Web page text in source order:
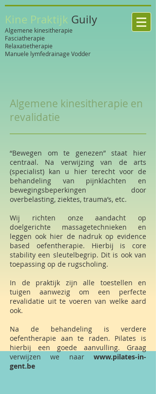
Kine Praktijk Guily
Algemene kinesitherapie
Fasciatherapie
Relaxatietherapie
Manuele lymfedrainage Vodder
Algemene kinesitherapie en
revalidatie
“Bewegen om te genezen” staat hier
centraal. Na verwijzing van de arts
(specialist) kan u hier terecht voor de
behandeling van pijnklachten en
bewegingsbeperkingen door
overbelasting, ziektes, trauma’s, etc.
Wij richten onze aandacht op
doelgerichte massagetechnieken en
leggen ook hier de nadruk op evidence
based oefentherapie. Hierbij is core
stability een sleutelbegrip. Dit is ook van
toepassing op de rugscholing.
In de praktijk zijn alle toestellen en
tuigen aanwezig om een perfecte
revalidatie uit te voeren van welke aard
ook.
Na de behandeling is verdere
oefentherapie aan te raden. Pilates is
hierbij een goede aanvulling. Graag
verwijzen we naar www.pilates-in-
gent.be